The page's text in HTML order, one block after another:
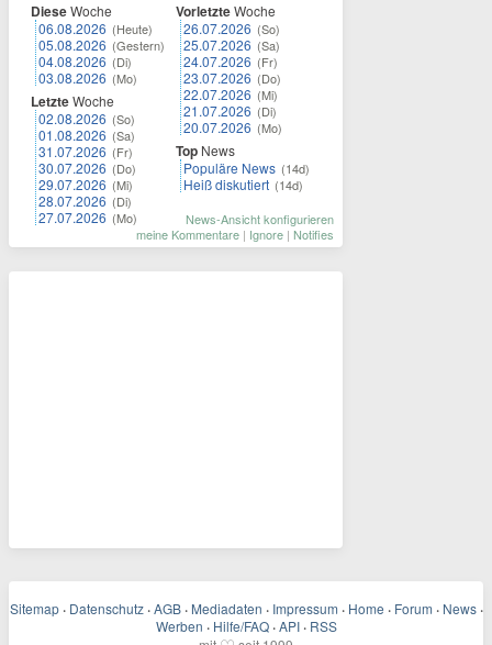
DieseWoche
06.08.2026 (Heute)
05.08.2026 (Gestern)
04.08.2026 (Di)
03.08.2026 (Mo)
LetzteWoche
02.08.2026 (So)
01.08.2026 (Sa)
31.07.2026 (Fr)
30.07.2026 (Do)
29.07.2026 (Mi)
28.07.2026 (Di)
27.07.2026 (Mo)
VorletzteWoche
26.07.2026 (So)
25.07.2026 (Sa)
24.07.2026 (Fr)
23.07.2026 (Do)
22.07.2026 (Mi)
21.07.2026 (Di)
20.07.2026 (Mo)
Top News
Populäre News (14d)
Heiß diskutiert (14d)
News-Ansicht konfigurieren
meine Kommentare | Ignore | Notifies
Sitemap · Datenschutz · AGB · Mediadaten · Impressum · Home · Forum · News ·
Werben · Hilfe/FAQ · API · RSS